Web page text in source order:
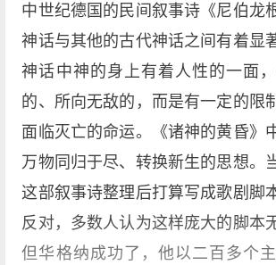
中世纪德国的民间叙事诗《尼伯龙
神话与其他的古代神话之间有着显
神话中神的身上有着人性的一面
的、所向无敌的，而是有一定的限
面临灭亡的命运。《诸神的黄昏》
万物同归于尽、转换新生的思想。
这部叙事诗整理后打算写成歌剧脚
反对，多数人认为这样庞大的脚本
但华格纳成功了，他以二百多个